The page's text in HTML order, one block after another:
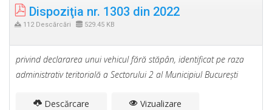
Dispoziţia nr. 1303 din 2022
112 Descărcări 529.45 KB
privind declararea unui vehicul fără stăpân, identificat pe raza
administrativ teritorială a Sectorului 2 al Municipiul Bucureşti
Descărcare Vizualizare